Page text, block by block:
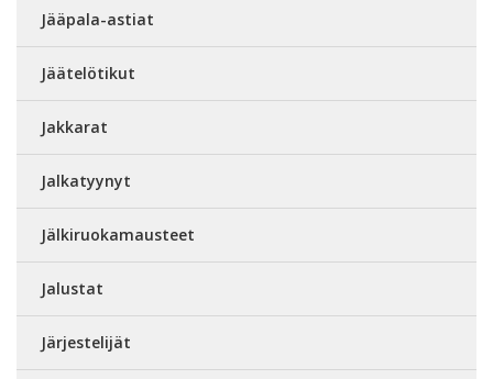
Jääpala-astiat
Jäätelötikut
Jakkarat
Jalkatyynyt
Jälkiruokamausteet
Jalustat
Järjestelijät